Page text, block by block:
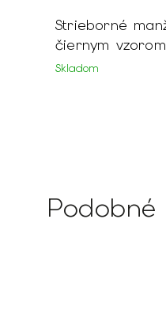
Strieborné
čiernym
Skladom
Podobné